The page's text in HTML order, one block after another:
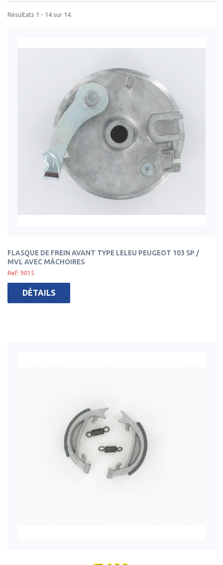
Résultats 1 - 14 sur 14.
FLASQUE DE FREIN AVANT TYPE LELEU PEUGEOT 103 SP /
MVL AVEC MÂCHOIRES
Ref: 9015
DÉTAILS